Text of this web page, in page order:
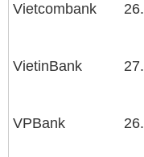
Vietcombank
VietinBank
VPBank